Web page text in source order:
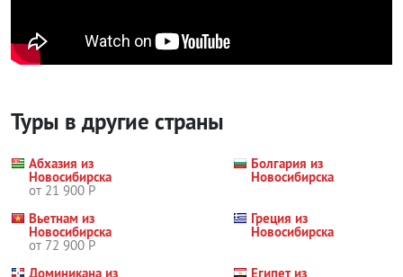
Туры в другие страны
Абхазия из
Новосибирска
от 21 900 Р
Болгария из
Новосибирска
Вьетнам из
Новосибирска
от 72 900 Р
Греция из
Новосибирска
Доминикана из Египет из